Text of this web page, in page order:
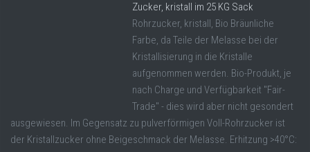
Zucker, kristall im 25 KG Sack
Rohrzucker, kristall, Bio Bräunliche
Farbe, da Teile der Melasse bei der
Kristallisierung in die Kristalle
aufgenommen werden. Bio-Produkt, je
nach Charge und Verfügbarkeit "Fair-
Trade" - dies wird aber nicht gesondert
ausgewiesen. Im Gegensatz zu pulverförmigen Voll-Rohrzucker ist
der Kristallzucker ohne Beigeschmack der Melasse. Erhitzung >40°C: